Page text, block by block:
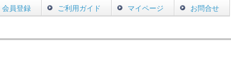
会員登録 ご利用ガイド マイページ お問合せ